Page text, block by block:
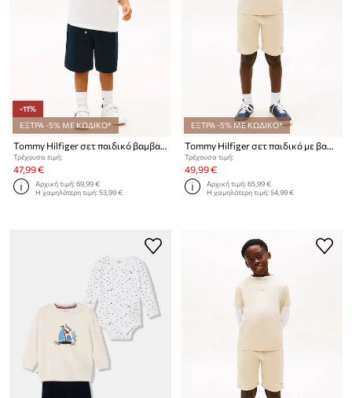
-11%
ΕΞΤΡΑ -5% ΜΕ ΚΩΔΙΚΟ*
Tommy Hilfiger σετ παιδικό βαμβακερό
Τρέχουσα τιμή:
47,99 €
Αρχική τιμή:69,99 €
Η χαμηλότερη τιμή:53,99 €
ΕΞΤΡΑ -5% ΜΕ ΚΩΔΙΚΟ*
Tommy Hilfiger σετ παιδικό με βαμβάκι
Τρέχουσα τιμή:
49,99 €
Αρχική τιμή:65,99 €
Η χαμηλότερη τιμή:54,99 €